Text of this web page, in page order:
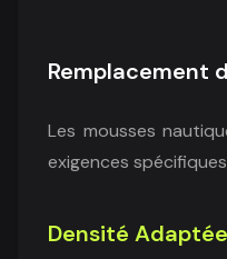
Remplacement
Les mousses
exigences
Densité Adaptée